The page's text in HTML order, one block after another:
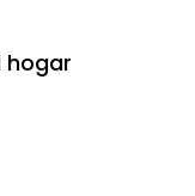
hogar